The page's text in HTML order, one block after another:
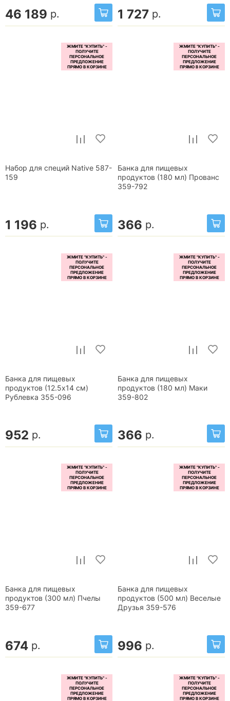
46 189 р. 1 727 р.
Набор для специй Native 587-
159
1 196 р.
Банка для пищевых
продуктов (180 мл) Прованс
359-792
366 р.
Банка для пищевых
продуктов (12.5х14 см)
Рублевка 355-096
952 р.
Банка для пищевых
продуктов (180 мл) Маки
359-802
366 р.
Банка для пищевых
продуктов (300 мл) Пчелы
359-677
674 р.
Банка для пищевых
продуктов (500 мл) Веселые
Друзья 359-576
996 р.